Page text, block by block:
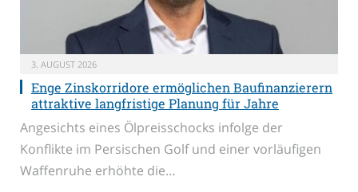
3. AUGUST 2026
Enge Zinskorridore ermöglichen Baufinanzierern
attraktive langfristige Planung für Jahre
Angesichts eines Ölpreisschocks infolge der
Konflikte im Persischen Golf und einer vorläufigen
Waffenruhe erhöhte die…